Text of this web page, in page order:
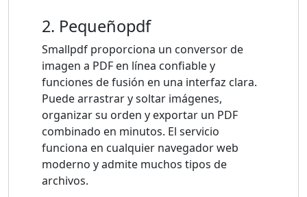
2. Pequeñopdf
Smallpdf proporciona un conversor de
imagen a PDF en línea confiable y
funciones de fusión en una interfaz clara.
Puede arrastrar y soltar imágenes,
organizar su orden y exportar un PDF
combinado en minutos. El servicio
funciona en cualquier navegador web
moderno y admite muchos tipos de
archivos.